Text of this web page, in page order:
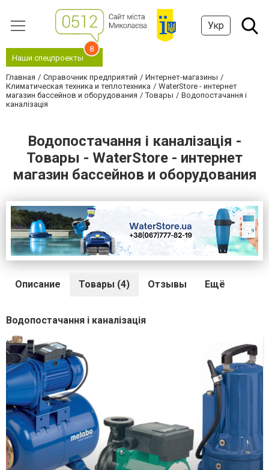
Укр
Наши спецпроекты
8
Главная Справочник предприятий
Интернет-магазины
Климатическая техника и теплотехника
WaterStore - интернет
магазин бассейнов и оборудования
Товары
Водопостачання і
каналізація
Водопостачання і каналізація -
Товары - WaterStore - интернет
магазин бассейнов и оборудования
Описание Товары (4) Отзывы Ещё
Водопостачання і каналізація